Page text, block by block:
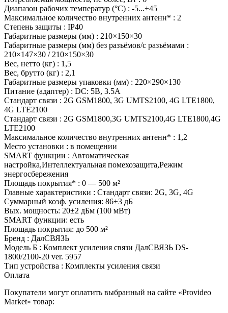
Диапазон рабочих температур (°С) : -5...+45
Максимальное количество внутренних антенн* : 2
Степень защиты : IP40
Габаритные размеры (мм) : 210×150×30
Габаритные размеры (мм) без разъёмов/с разъёмами :
210×147×30 / 210×150×30
Вес, нетто (кг) : 1,5
Вес, брутто (кг) : 2,1
Габаритные размеры упаковки (мм) : 220×290×130
Питание (адаптер) : DC: 5В, 3.5А
Стандарт связи : 2G GSM1800, 3G UMTS2100, 4G LTE1800,
4G LTE2100
Стандарт связи : 2G GSM1800,3G UMTS2100,4G LTE1800,4G
LTE2100
Максимальное количество внутренних антенн* : 1,2
Место установки : в помещении
SMART функции : Автоматическая
настройка,Интеллектуальная помехозащита,Режим
энергосбережения
Площадь покрытия* : 0 — 500 м²
Главные характеристики : Стандарт связи: 2G, 3G, 4G
Суммарный коэф. усиления: 86±3 дБ
Вых. мощность: 20±2 дБм (100 мВт)
SMART функции: есть
Площадь покрытия: до 500 м²
Бренд : ДалСВЯЗЬ
Модель Б : Комплект усиления связи ДалСВЯЗЬ DS-
1800/2100-20 ver. 5957
Тип устройства : Комплекты усиления связи
Оплата
Покупатели могут оплатить выбранный на сайте «Provideo
Market» товар: